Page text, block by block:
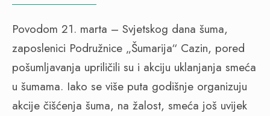
Povodom 21. marta – Svjetskog dana šuma,
zaposlenici Podružnice „Šumarija“ Cazin, pored
pošumljavanja upriličili su i akciju uklanjanja smeća
u šumama. Iako se više puta godišnje organizuju
akcije čišćenja šuma, na žalost, smeća još uvijek